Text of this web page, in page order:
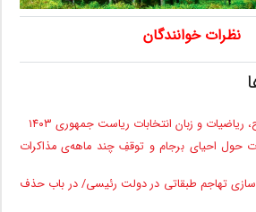
نظرات خوانندگان
ریاضیات و زبان انتخابات ریاست جمهوری ۱۴۰۳
حول احیای برجام و توقفِ چند ماهه‌ی مذاکرات
تهاجم طبقاتی در دولت رئیسی/ در باب حذف